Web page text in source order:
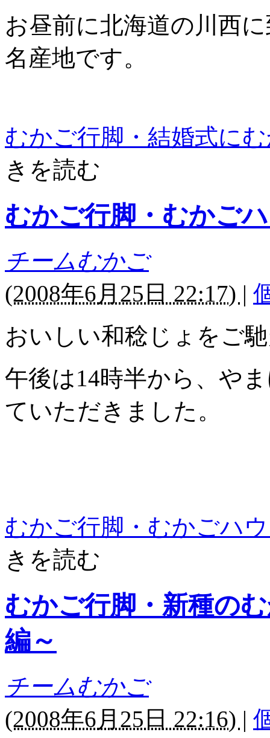
お昼前に北海道の川西
名産地です。
むかご行脚・結婚式に
きを読む
むかご行脚・むかご
チームむかご
(2008年6月25日 22:17) |
おいしい和稔じょをご
午後は14時半から、や
ていただきました。
むかご行脚・むかごハ
きを読む
むかご行脚・新種の
編～
チームむかご
(2008年6月25日 22:16) |